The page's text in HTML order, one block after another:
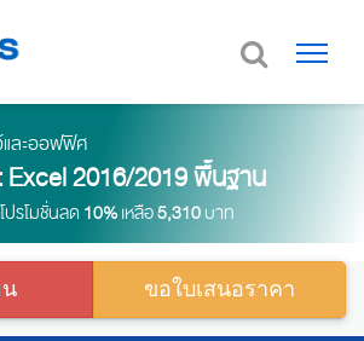
และออฟฟิศ
Excel 2016/2019 พื้นฐาน
ปรโมชั่นลด 10%เหลือ5,310บาท
น ขอใบเสนอราคา